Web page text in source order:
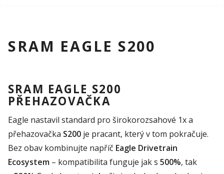
SRAM EAGLE S200
SRAM EAGLE S200
PŘEHAZOVAČKA
Eagle nastavil standard pro širokorozsahové 1x a
přehazovačka S200 je pracant, který v tom pokračuje.
Bez obav kombinujte napříč Eagle Drivetrain
Ecosystem – kompatibilita funguje jak s 500%, tak